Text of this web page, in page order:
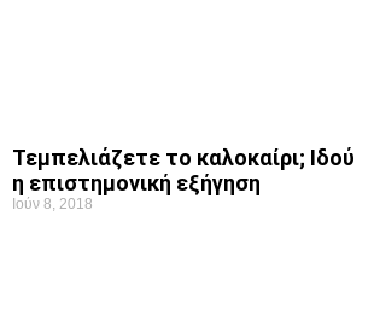
Τεμπελιάζετε το καλοκαίρι; Ιδού
η επιστημονική εξήγηση
Ιούν 8, 2018